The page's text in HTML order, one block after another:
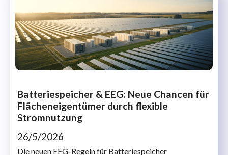
Batteriespeicher & EEG: Neue Chancen für
Flächeneigentümer durch flexible
Stromnutzung
26/5/2026
Die neuen EEG-Regeln für Batteriespeicher